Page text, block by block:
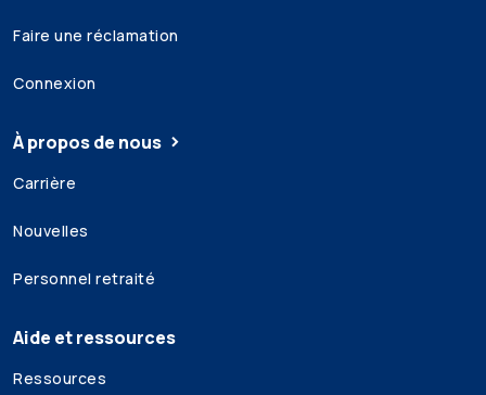
Faire une réclamation
Connexion
À propos de nous
Carrière
Nouvelles
Personnel retraité
Aide et ressources
Ressources